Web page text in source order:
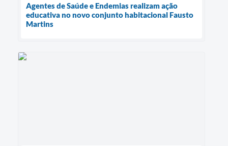
Agentes de Saúde e Endemias realizam ação
educativa no novo conjunto habitacional Fausto
Martins